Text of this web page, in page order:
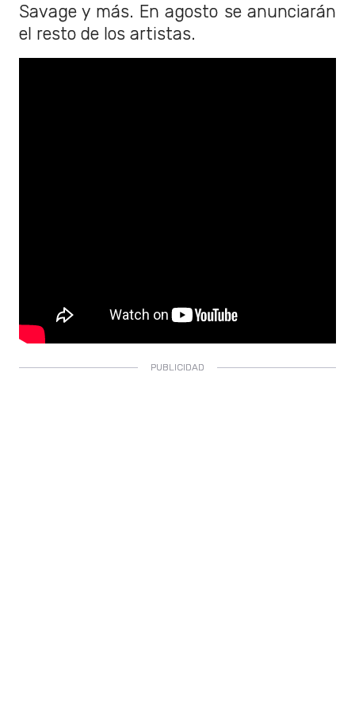
Savage y más. En agosto se anunciarán
el resto de los artistas.